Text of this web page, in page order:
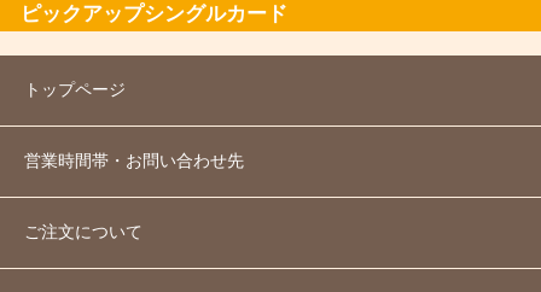
ピックアップシングルカード
トップページ
営業時間帯・お問い合わせ先
ご注文について